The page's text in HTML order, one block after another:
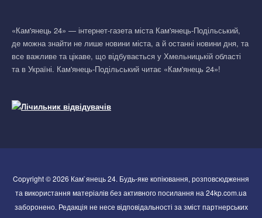
«Кам'янець 24» — інтернет-газета міста Кам'янець-Подільський,
де можна знайти не лише новини міста, а й останні новини дня, та
все важливе та цікаве, що відбувається у Хмельницькій області
та в Україні. Кам'янець-Подільський читає «Кам'янець 24»!
Copyright © 2026 Кам`янець 24. Будь-яке копіювання, розповсюдження
та використання матеріалів без активного посилання на 24kp.com.ua
заборонено. Редакція не несе відповідальності за зміст партнерських